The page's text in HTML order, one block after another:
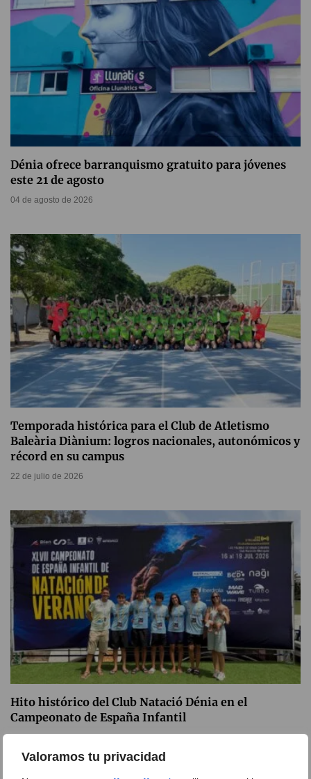
Valoramos tu privacidad
Dénia ofrece barranquismo gratuito para jóvenes
este 21 de agosto
04 de agosto de 2026
Temporada histórica para el Club de Atletismo
Baleària Diànium: logros nacionales, autonómicos y
récord en su campus
22 de julio de 2026
Hito histórico del Club Natació Dénia en el
Campeonato de España Infantil